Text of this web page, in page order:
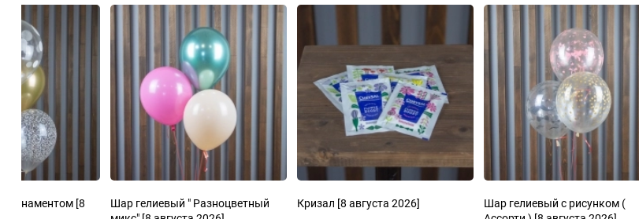
Шар гелиевый с орнаментом [8
Шар гелиевый " Разноцветный
Кризал [8 августа 2026]
Шар гелиевый с рисунком (